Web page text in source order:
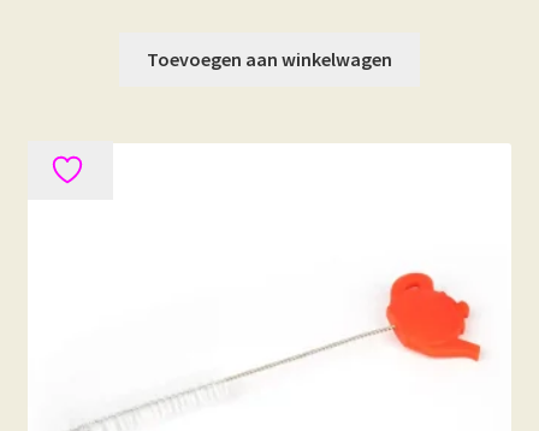
Toevoegen aan winkelwagen